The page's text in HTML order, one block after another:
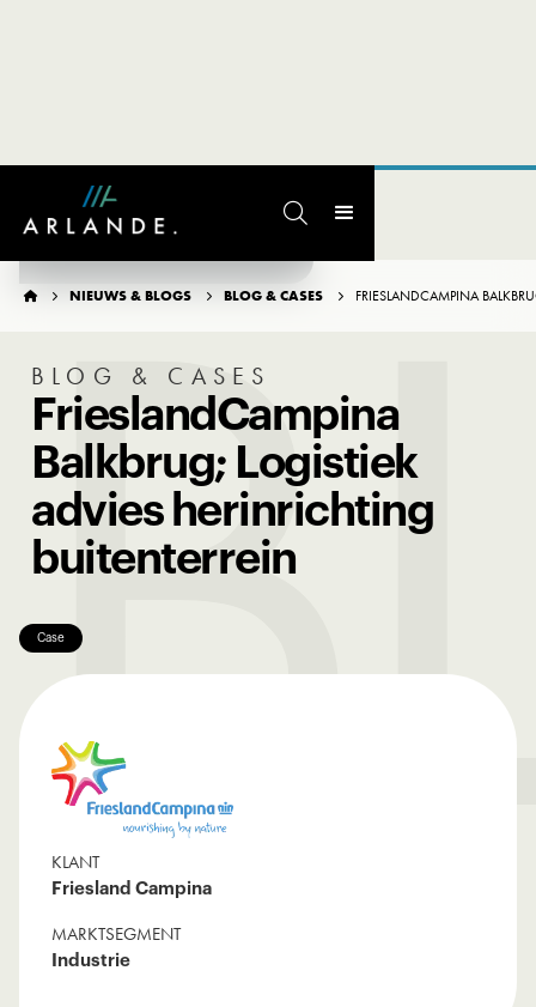

  NIEUWS & BLOGS  BLOG & CASES  FRIESLANDCAMPINA
BLOG & CASES
FrieslandCampina
Balkbrug; Logistiek
advies herinrichting
buitenterrein
Case
KLANT
Friesland Campina
MARKTSEGMENT
Industrie